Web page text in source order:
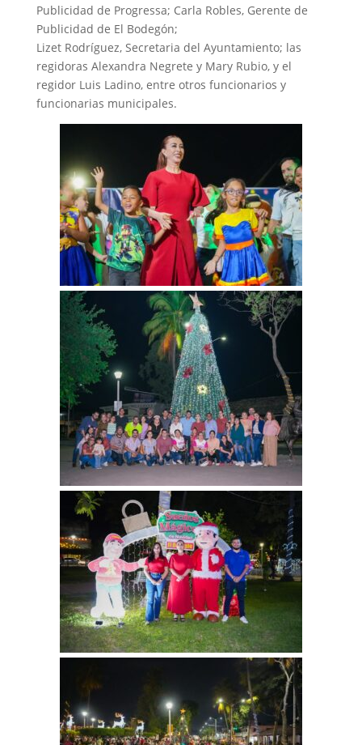
Publicidad de Progressa; Carla Robles, Gerente de
Publicidad de El Bodegón;
‎Lizet Rodríguez, Secretaria del Ayuntamiento; las
regidoras Alexandra Negrete y Mary Rubio, y el
regidor Luis Ladino, entre otros funcionarios y
funcionarias municipales.